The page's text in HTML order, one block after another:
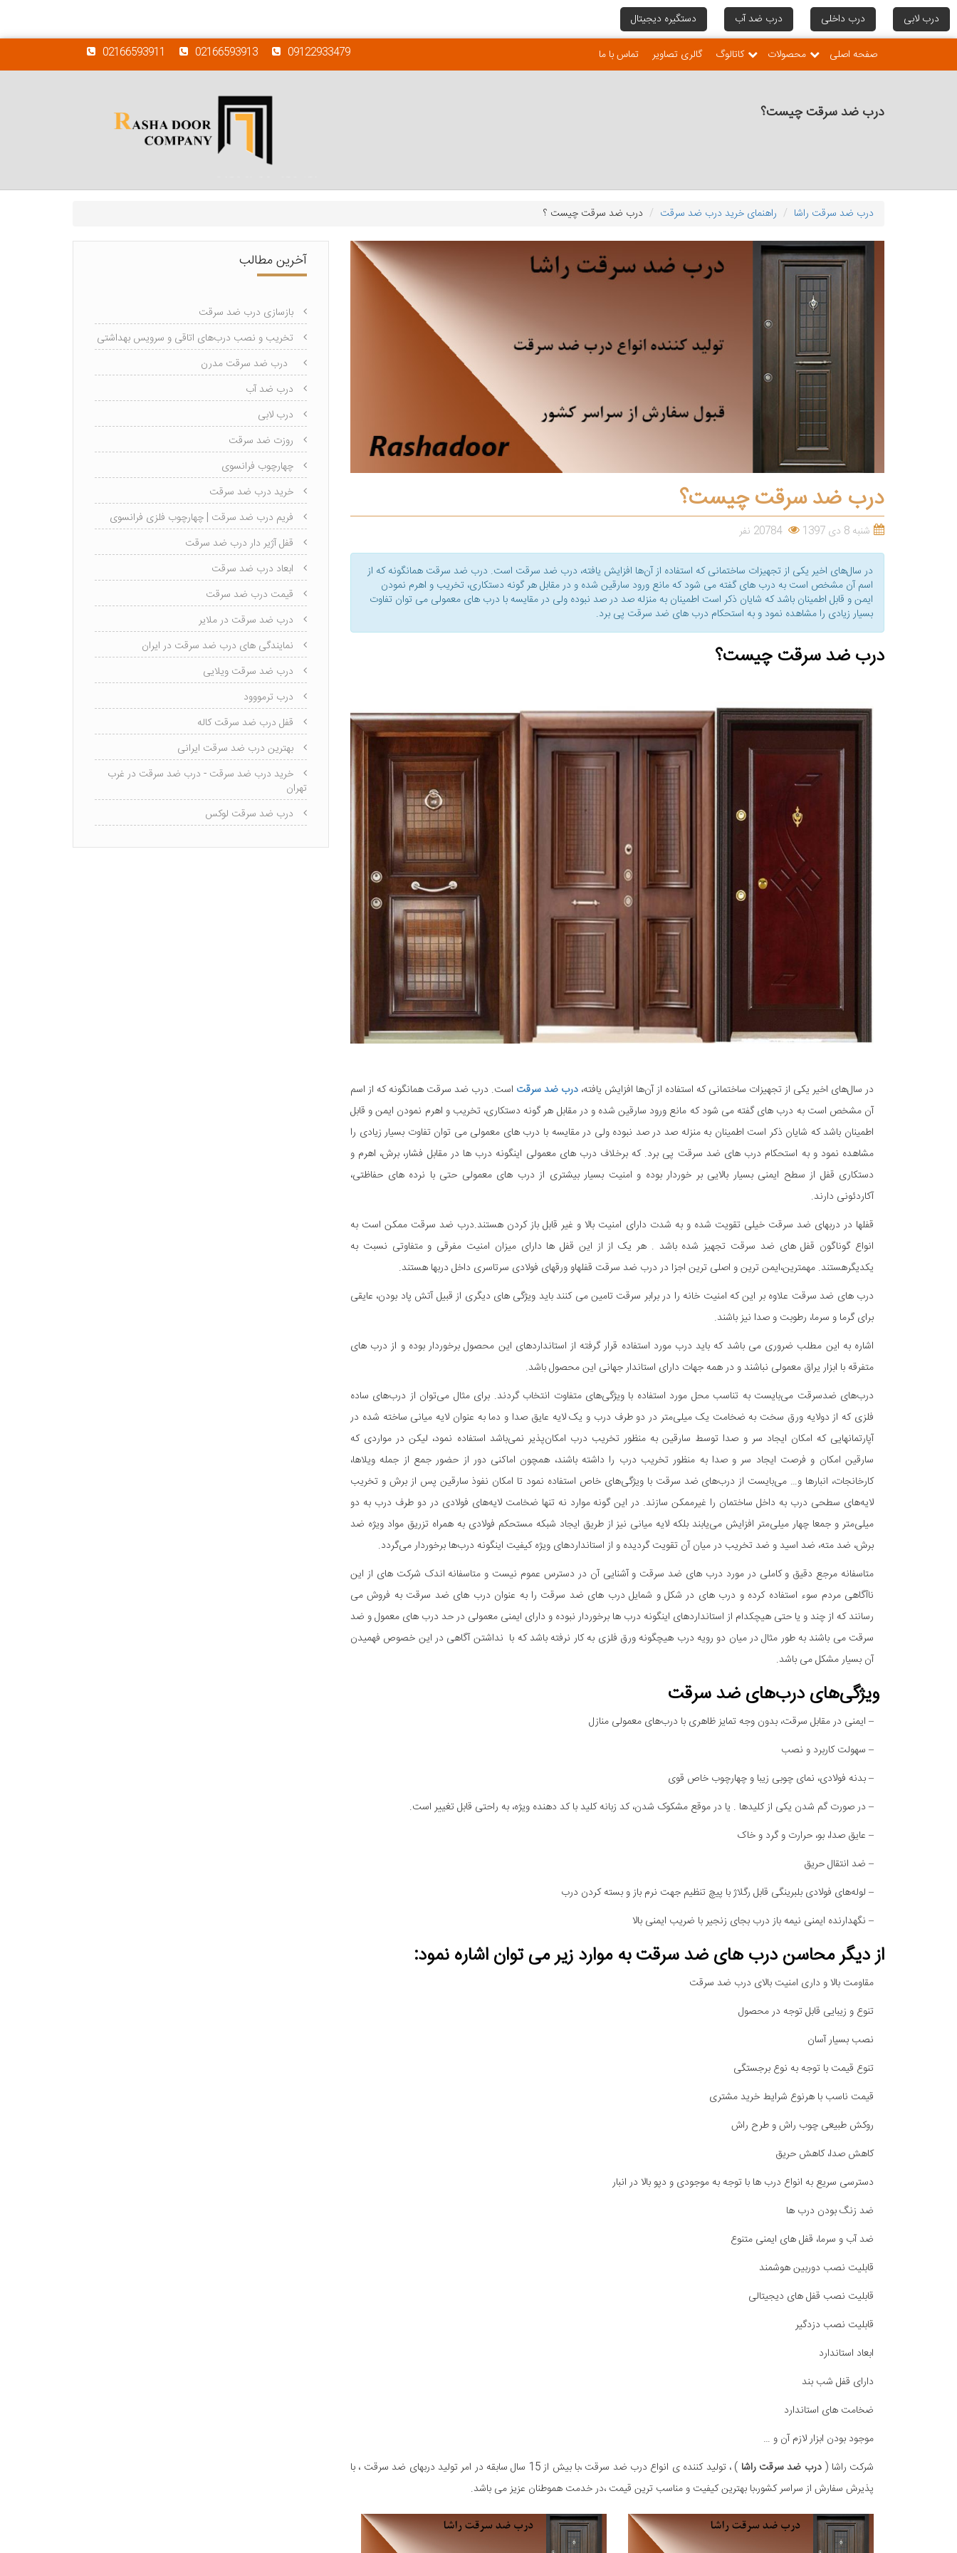
درب لابی درب داخلی درب ضد آب دستگیره دیجیتال
صفحه اصلی محصولات کاتالوگ گالری تصاویر تماس با ما 02166593911 02166593913 09122933479
درب ضد سرقت چیست؟
درب ضد سرقت راشا راهنمای خرید درب ضد سرقت درب ضد سرقت چیست ؟
درب ضد سرقت چیست؟
شنبه 8 دی 1397 20784 نفر
در سال‌های اخیر یکی از تجهیزات ساختمانی که استفاده از آن‌ها افزایش یافته، درب ضد سرقت است. درب ضد سرقت همانگونه که از
اسم آن مشخص است به درب های گفته می شود که مانع ورود سارقین شده و در مقابل هر گونه دستکاری، تخریب و اهرم نمودن
ایمن و قابل اطمینان باشد که شایان ذکر است اطمینان به منزله صد در صد نبوده ولی در مقایسه با درب های معمولی می توان تفاوت
بسیار زیادی را مشاهده نمود و به استحکام درب های ضد سرقت پی برد.
درب ضد سرقت چیست؟
در سال‌های اخیر یکی از تجهیزات ساختمانی که استفاده از آن‌ها افزایش یافته، درب ضد سرقت است. درب ضد سرقت همانگونه که از اسم
آن مشخص است به درب های گفته می شود که مانع ورود سارقین شده و در مقابل هر گونه دستکاری، تخریب و اهرم نمودن ایمن و قابل
اطمینان باشد که شایان ذکر است اطمینان به منزله صد در صد نبوده ولی در مقایسه با درب های معمولی می توان تفاوت بسیار زیادی را
مشاهده نمود و به استحکام درب های ضد سرقت پی برد. که برخلاف درب های معمولی اینگونه درب ها در مقابل فشار، برش، اهرم و
دستکاری قفل از سطح ایمنی بسیار بالایی بر خوردار بوده و امنیت بسیار بیشتری از درب های معمولی حتی با نرده های حفاظتی،
آکاردئونی دارند.
قفلها در دربهای ضد سرقت خیلی تقویت شده و به شدت دارای امنیت بالا و غیر قابل باز کردن هستند.درب ضد سرقت ممکن است به
انواع گوناگون قفل های ضد سرقت تجهیز شده باشد . هر یک از از این قفل ها دارای میزان امنیت مفرقی و متفاوتی نسبت به
یکدیگرهستند. مهمترین،ایمن ترین و اصلی ترین اجزا در درب ضد سرقت قفلهاو ورقهای فولادی سرتاسری داخل دربها هستند.
درب های ضد سرقت علاوه بر این که امنیت خانه را در برابر سرقت تامین می کنند باید ویژگی های دیگری از قبیل آتش پاد بودن، عایقی
برای گرما و سرما، رطوبت و صدا نیز باشند.
اشاره به این مطلب ضروری می باشد که باید درب مورد استفاده قرار گرفته از استانداردهای این محصول برخوردار بوده و از درب های
متفرقه با ابزار یراق معمولی نباشند و در همه جهات دارای استاندار جهانی این محصول باشد.
درب‌های ضدسرقت می‌بایست به تناسب محل مورد استفاده با ویژگی‌های متفاوت انتخاب گردند. برای مثال می‌توان از درب‌های ساده
فلزی که از دولایه ورق سخت به ضخامت یک میلی‌متر در دو طرف درب و یک لایه عایق صدا و دما به عنوان لایه میانی ساخته شده در
آپارتمانهایی که امکان ایجاد سر و صدا توسط سارقین به منظور تخریب درب امکان‌پذیر نمی‌باشد استفاده نمود، لیکن در مواردی که
سارقین امکان و فرصت ایجاد سر و صدا به منظور تخریب درب را داشته باشند، همچون اماکنی دور از حضور جمع از جمله ویلاها،
کارخانجات، انبارها و… می‌بایست از درب‌های ضد سرقت با ویژگی‌های خاص استفاده نمود تا امکان نفوذ سارقین پس از برش و تخریب
لایه‌های سطحی درب به داخل ساختمان را غیرممکن سازند. در این گونه موارد نه تنها ضخامت لایه‌های فولادی در دو طرف درب به دو
میلی‌متر و جمعا چهار میلی‌متر افزایش می‌یابند بلکه لایه میانی نیز از طریق ایجاد شبکه مستحکم فولادی به همراه تزریق مواد ویژه ضد
برش، ضد مته، ضد اسید و ضد تخریب در میان آن تقویت گردیده و از استانداردهای ویژه کیفیت اینگونه درب‌ها برخوردار می‌گردد.
متاسفانه مرجع دقیق و کاملی در مورد درب های ضد سرقت و آشنایی آن در دسترس عموم نیست و متاسفانه اندک شرکت های از این
ناآگاهی مردم سوء استفاده کرده و درب های در شکل و شمایل درب های ضد سرقت را به عنوان درب های ضد سرقت به فروش می
رسانند که از چند و یا حتی هیچکدام از استانداردهای اینگونه درب ها برخوردار نبوده و دارای ایمنی معمولی در حد درب های معمول و ضد
سرقت می باشند به طور مثال در میان دو رویه درب هیچگونه ورق فلزی به کار نرفته باشد که با نداشتن آگاهی در این خصوص فهمیدن
آن بسیار مشکل می باشد.
ویژگی‌های درب‌های ضد سرقت
– ایمنی در مقابل سرقت، بدون وجه تمایز ظاهری با درب‌های معمولی منازل
– سهولت کاربرد و نصب
– بدنه فولادی، نمای چوبی زیبا و چهارچوب خاص قوی
– در صورت گم شدن یکی از کلیدها . یا در موقع مشکوک شدن، کد زبانه کلید با کد دهنده ویژه، به راحتی قابل تغییر است.
– عایق صدا، بو، حرارت و گرد و خاک
– ضد انتقال حریق
– لوله‌های فولادی بلبرینگی قابل رگلاژ با پیچ تنظیم جهت نرم باز و بسته کردن درب
– نگهدارنده ایمنی نیمه باز درب بجای زنجیر با ضریب ایمنی بالا
از دیگر محاسن درب های ضد سرقت به موارد زیر می توان اشاره نمود:
مقاومت بالا و داری امنیت بالای درب ضد سرقت
تنوع و زیبایی قابل توجه در محصول
نصب بسیار آسان
تنوع قیمت با توجه به نوع برجستگی
قیمت ناسب با هرنوع شرایط خرید مشتری
روکش طبیعی چوب راش و طرح راش
کاهش صدا، کاهش حریق
دسترسی سریع به انواع درب ها با توجه به موجودی و دپو بالا در انبار
ضد زنگ بودن درب ها
ضد آب و سرما، قفل های ایمنی متنوع
قابلیت نصب دوربین هوشمند
قابلیت نصب قفل های دیجیتالی
قابلیت نصب دزدگیر
ابعاد استاندارد
دارای قفل شب بند
ضخامت های استاندارد
موجود بودن ابزار لازم آن و …
شرکت راشا (درب ضد سرقت راشا
) ، تولید کننده ی انواع درب ضد سرقت ،با بیش از 15 سال سابقه در امر تولید دربهای ضد سرقت ، با
پذیرش سفارش از سراسر کشور،با بهترین کیفیت و مناسب ترین قیمت ،در خدمت هموطنان عزیز می باشد.
آخرین مطالب
بازسازی درب ضد سرقت
تخریب و نصب درب‌های اتاقی و سرویس بهداشتی
درب ضد سرقت مدرن
درب ضد آب
درب لابی
روزت ضد سرقت
چهارچوب فرانسوی
خرید درب ضد سرقت
فریم درب ضد سرقت | چهارچوب فلزی فرانسوی
قفل آژیر دار درب ضد سرقت
ابعاد درب ضد سرقت
قیمت درب ضد سرقت
درب ضد سرقت در ملایر
نمایندگی های درب ضد سرقت در ایران
درب ضد سرقت ویلایی
درب ترمووود
قفل درب ضد سرقت کاله
بهترین درب ضد سرقت ایرانی
خرید درب ضد سرقت - درب ضد سرقت در غرب
تهران
درب ضد سرقت لوکس